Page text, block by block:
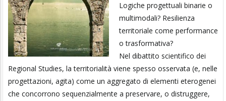
Logiche progettuali binarie o
multimodali? Resilienza
territoriale come performance
o trasformativa?
Nel dibattito scientifico dei
Regional Studies, la territorialità viene spesso osservata (e, nelle
progettazioni, agita) come un aggregato di elementi eterogenei
che concorrono sequenzialmente a preservare, o distruggere,